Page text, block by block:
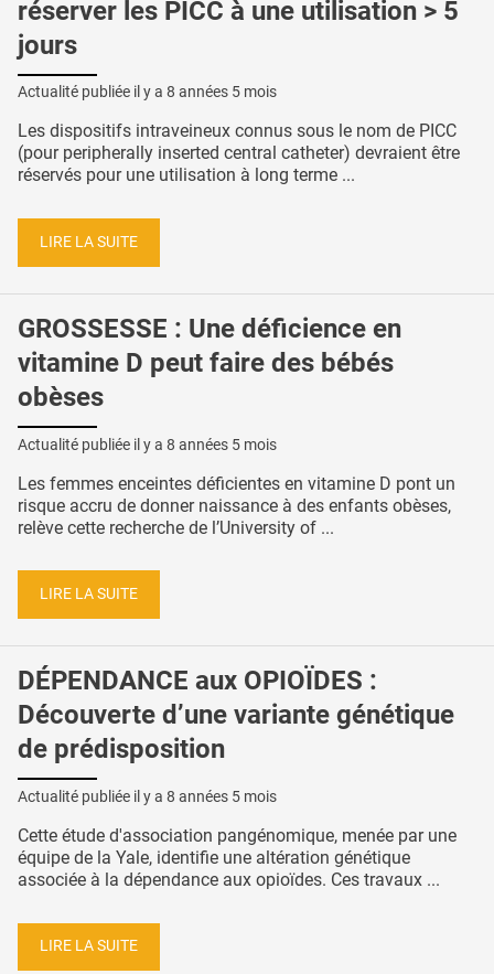
réserver les PICC à une utilisation > 5
jours
Actualité publiée il y a 8 années 5 mois
Les dispositifs intraveineux connus sous le nom de PICC
(pour peripherally inserted central catheter) devraient être
réservés pour une utilisation à long terme ...
LIRE LA SUITE
GROSSESSE : Une déficience en
vitamine D peut faire des bébés
obèses
Actualité publiée il y a 8 années 5 mois
Les femmes enceintes déficientes en vitamine D pont un
risque accru de donner naissance à des enfants obèses,
relève cette recherche de l’University of ...
LIRE LA SUITE
DÉPENDANCE aux OPIOÏDES :
Découverte d’une variante génétique
de prédisposition
Actualité publiée il y a 8 années 5 mois
Cette étude d'association pangénomique, menée par une
équipe de la Yale, identifie une altération génétique
associée à la dépendance aux opioïdes. Ces travaux ...
LIRE LA SUITE